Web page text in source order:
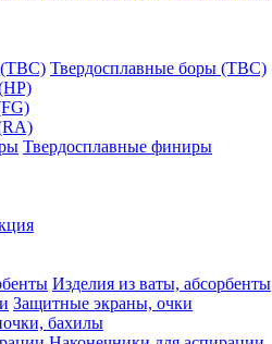
Твердосплавные боры (ТВС)
Твердосплавные финиры
Изделия из ваты, абсорбенты
Защитные экраны, очки
бахилы